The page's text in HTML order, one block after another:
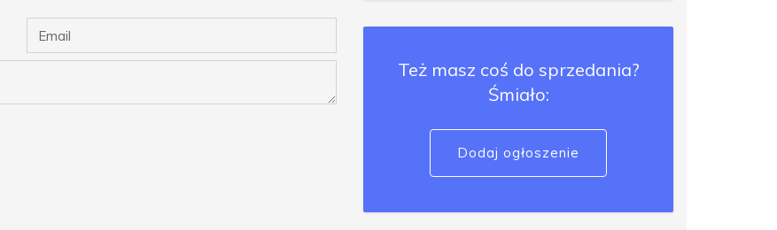
Też masz coś do sprzedania?
Śmiało:
Dodaj ogłoszenie